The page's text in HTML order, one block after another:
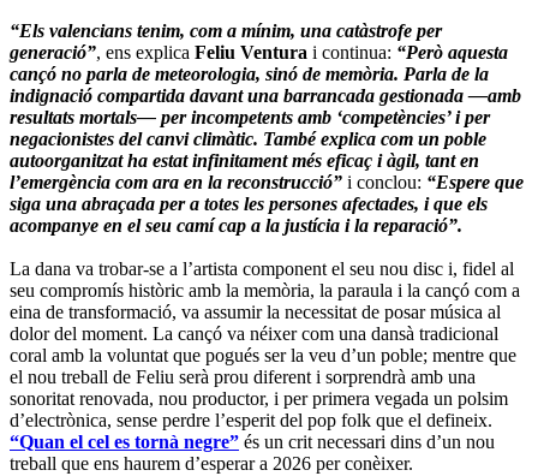
“Els valencians tenim, com a mínim, una catàstrofe per
generació”, ens explica Feliu Ventura i continua: “Però aquesta
cançó no parla de meteorologia, sinó de memòria. Parla de la
indignació compartida davant una barrancada gestionada —amb
resultats mortals— per incompetents amb ‘competències’ i per
negacionistes del canvi climàtic. També explica com un poble
autoorganitzat ha estat infinitament més eficaç i àgil, tant en
l’emergència com ara en la reconstrucció” i conclou: “Espere que
siga una abraçada per a totes les persones afectades, i que els
acompanye en el seu camí cap a la justícia i la reparació”.
La dana va trobar-se a l’artista component el seu nou disc i, fidel al
seu compromís històric amb la memòria, la paraula i la cançó com a
eina de transformació, va assumir la necessitat de posar música al
dolor del moment. La cançó va néixer com una dansà tradicional
coral amb la voluntat que pogués ser la veu d’un poble; mentre que
el nou treball de Feliu serà prou diferent i sorprendrà amb una
sonoritat renovada, nou productor, i per primera vegada un polsim
d’electrònica, sense perdre l’esperit del pop folk que el defineix.
“Quan el cel es tornà negre” és un crit necessari dins d’un nou
treball que ens haurem d’esperar a 2026 per conèixer.